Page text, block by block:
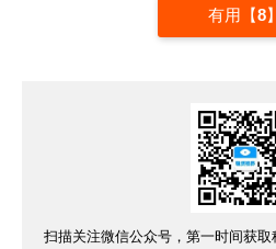
有用【8】
扫描关注微信公众号，第一时间获